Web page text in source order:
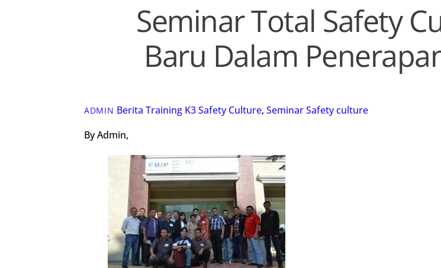
Seminar Total Safety
Baru Dalam
ADMIN Berita Training K3Safety Culture, Seminar Safety culture
By Admin,